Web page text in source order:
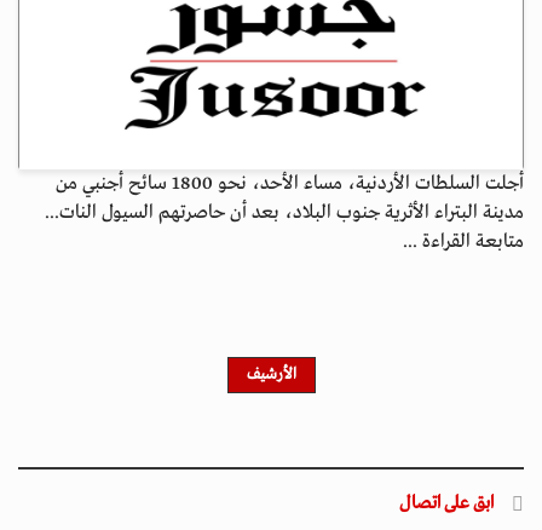
أجلت السلطات الأردنية، مساء الأحد، نحو 1800 سائح أجنبي من
مدينة البتراء الأثرية جنوب البلاد، بعد أن حاصرتهم السيول النات...
متابعة القراءة ...
الأرشيف
ابق على اتصال